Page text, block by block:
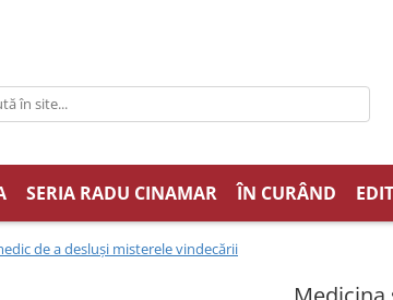
SERIA RADU CINAMAR ÎN CURÂND
de a desluşi misterele vindecării